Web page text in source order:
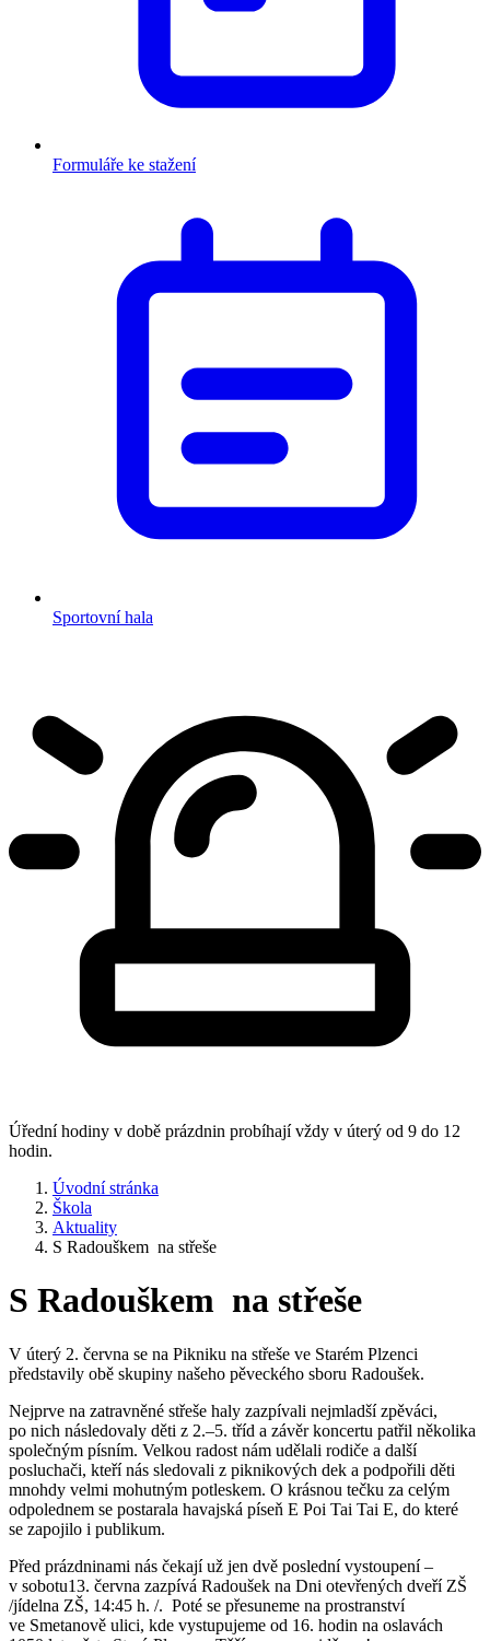
Formuláře ke stažení
Sportovní hala
Úřední hodiny v době prázdnin probíhají vždy v úterý od 9 do 12
hodin.
Úvodní stránka
Škola
Aktuality
S Radouškem na střeše
S Radouškem na střeše
V úterý 2. června se na Pikniku na střeše ve Starém Plzenci
představily obě skupiny našeho pěveckého sboru Radoušek.
Nejprve na zatravněné střeše haly zazpívali nejmladší zpěváci,
po nich následovaly děti z 2.–5. tříd a závěr koncertu patřil několika
společným písním. Velkou radost nám udělali rodiče a další
posluchači, kteří nás sledovali z piknikových dek a podpořili děti
mnohdy velmi mohutným potleskem. O krásnou tečku za celým
odpolednem se postarala havajská píseň E Poi Tai Tai E, do které
se zapojilo i publikum.
Před prázdninami nás čekají už jen dvě poslední vystoupení –
v sobotu13. června zazpívá Radoušek na Dni otevřených dveří ZŠ
/jídelna ZŠ, 14:45 h. /. Poté se přesuneme na prostranství
ve Smetanově ulici, kde vystupujeme od 16. hodin na oslavách